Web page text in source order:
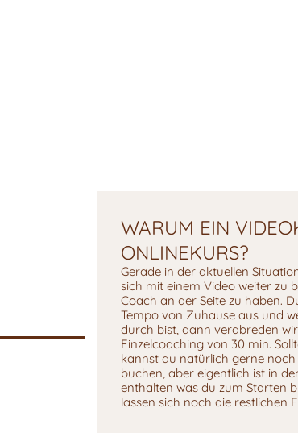
WARUM EIN
ONLINEKURS?
Gerade in der aktuellen
sich mit einem Video weiter zu
Coach an der Seite zu haben.
Tempo von Zuhause aus und
durch bist, dann verabreden
Einzelcoaching von 30 min.
kannst du natürlich gerne
buchen, aber eigentlich ist in
enthalten was du zum Starten
lassen sich noch die restlichen